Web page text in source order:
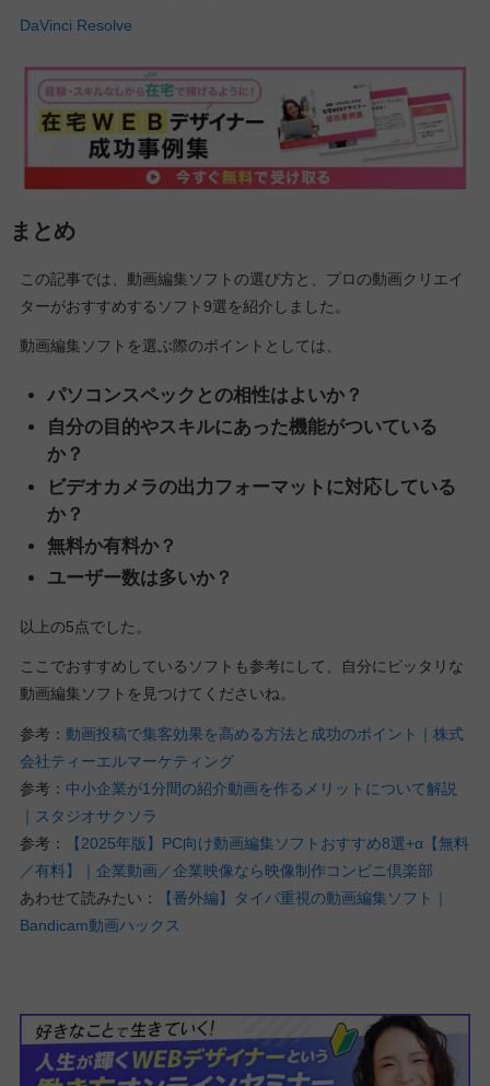
DaVinci Resolve
まとめ
この記事では、動画編集ソフトの選び方と、プロの動画クリエイ
ターがおすすめするソフト9選を紹介しました。
動画編集ソフトを選ぶ際のポイントとしては、
パソコンスペックとの相性はよいか？
自分の目的やスキルにあった機能がついている
か？
ビデオカメラの出力フォーマットに対応している
か？
無料か有料か？
ユーザー数は多いか？
以上の5点でした。
ここでおすすめしているソフトも参考にして、自分にピッタリな
動画編集ソフトを見つけてくださいね。
参考： 動画投稿で集客効果を高める方法と成功のポイント｜株式
会社ティーエルマーケティング
参考： 中小企業が1分間の紹介動画を作るメリットについて解説
｜スタジオサクソラ
参考：
【2025年版】PC向け動画編集ソフトおすすめ8選+α【無料
／有料】｜企業動画／企業映像なら映像制作コンビニ倶楽部
あわせて読みたい：
【番外編】タイパ重視の動画編集ソフト｜
Bandicam動画ハックス